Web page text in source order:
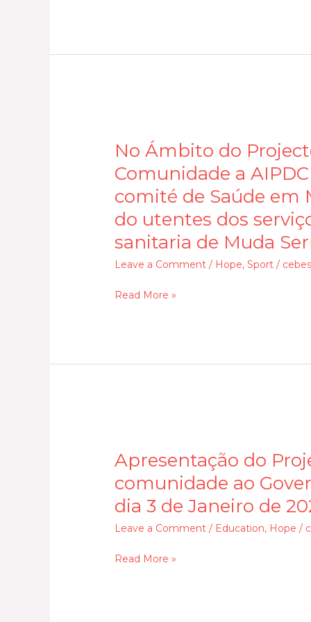
No Ámbito do
Comunidade a
comité de Saúde em
do utentes dos
sanitaria de Muda
Leave a Comment / Hope,Sport /
do
Projecto
Monitoria
Liderada
pela
Comunidade
a
Capacita
comité
de
deveres
do
dos
Read More »
Apresentação do
comunidade ao
dia 3 de Janeiro de
Leave a Comment / Education, Hope /
Projecto
Monitoria
Liderada
Pela
comunidade
Read More »